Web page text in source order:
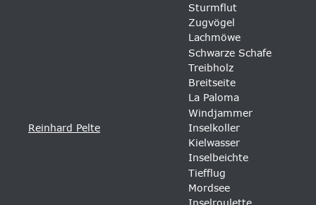
Sturmflut
Zugvögel
Lachmöwe
Schwarze Schafe
Treibholz
Breitseite
La Paloma
Windjammer
Reinhard Pelte
Inselkoller
Kielwasser
Inselbeichte
Tiefflug
Mordsee